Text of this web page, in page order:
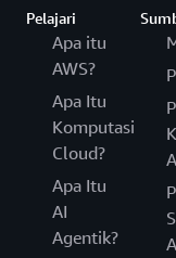
Pelajari
Apa itu
AWS?
Apa Itu
Komputasi
Cloud?
Apa Itu
AI
Agentik?